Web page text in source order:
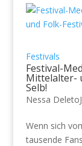
Festivals
Festival-
Mittelalter-
Selb!
Nessa Deleto
Wenn sich
tausende